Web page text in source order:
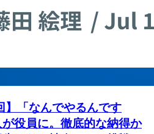
】「なんでやるんです
役員に。徹底的な納得か